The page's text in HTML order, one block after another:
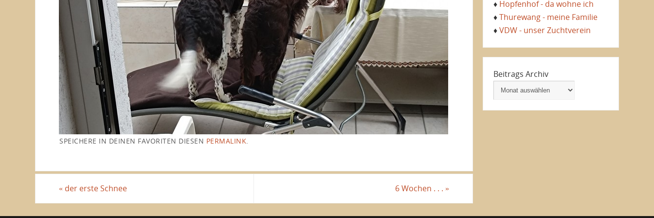
SPEICHERE IN DEINEN FAVORITEN DIESEN PERMALINK
« der erste Schnee 6 Wochen . . . »
♦ Hopfenhof - da wohne ich
♦Thurewang - meine Familie
♦VDW - unser Zuchtverein
Beitrags Archiv